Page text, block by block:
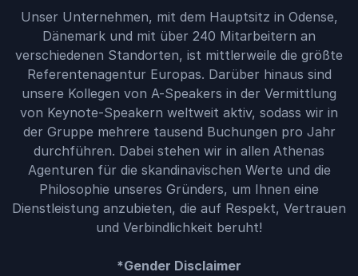
Unser Unternehmen, mit dem Hauptsitz in Odense,
Dänemark und mit über 240 Mitarbeitern an
verschiedenen Standorten, ist mittlerweile die größte
Referentenagentur Europas. Darüber hinaus sind
unsere Kollegen von A-Speakers in der Vermittlung
von Keynote-Speakern weltweit aktiv, sodass wir in
der Gruppe mehrere tausend Buchungen pro Jahr
durchführen. Dabei stehen wir in allen Athenas
Agenturen für die skandinavischen Werte und die
Philosophie unseres Gründers, um Ihnen eine
Dienstleistung anzubieten, die auf Respekt, Vertrauen
und Verbindlichkeit beruht!
*Gender Disclaimer